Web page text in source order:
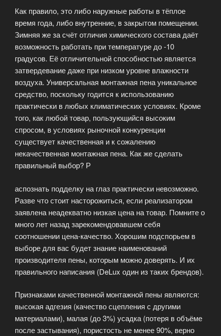
Как правило, это либо наружные работы в тёплое
время года, либо внутренние, в закрытом помещении.
Зимняя же за счёт отличия химического состава даёт
возможность работать при температуре до -10
градусов. Её отличительной способностью является
затвердевание даже при низком уровне влажности
воздуха. Универсальная монтажная пена уникальное
средство, поскольку годится к использованию
практически в любых климатических условиях. Кроме
того, как любой товар, пользующийся высоким
спросом, в условиях рыночной конкуренции
существует качественная и к сожалению
некачественная монтажная пена. Как же сделать
правильный выбор? Р
аспознать подделку на глаз практически невозможно.
Разве что стоит насторожиться, если реализатором
заявлена неадекватно низкая цена на товар. Помните о
много лет назад зарекомендовавшем себя
соотношении цена-качество. Хорошим подспорьем в
выборе для вас будет знание наименований
производителя пены, которым можно доверять. И их
правильного написания (DeLux один из таких брендов).
Признаками качественной монтажной пены являются:
высокая адгезия (качество сцепления с другими
материалами), малая (до 3%) усадка (потеря в объёме
после застывания), пористость не менее 90%, верно